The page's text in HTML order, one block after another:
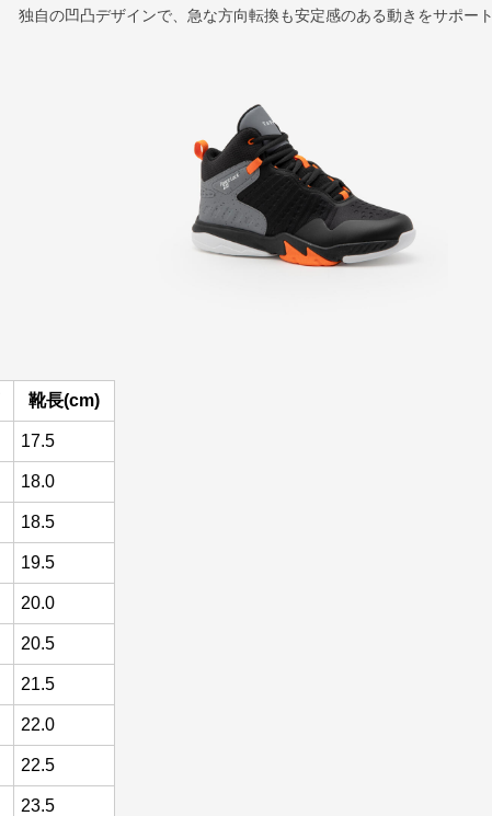
独自の凹凸デザインで、急な方向転換も安定感のある動きをサポート
靴長(cm)
17.5
18.0
18.5
19.5
20.0
20.5
21.5
22.0
22.5
23.5